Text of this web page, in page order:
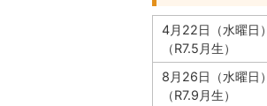
4月22日（水曜日）
（R7.5月生）
8月26日（水曜日）
（R7.9月生）